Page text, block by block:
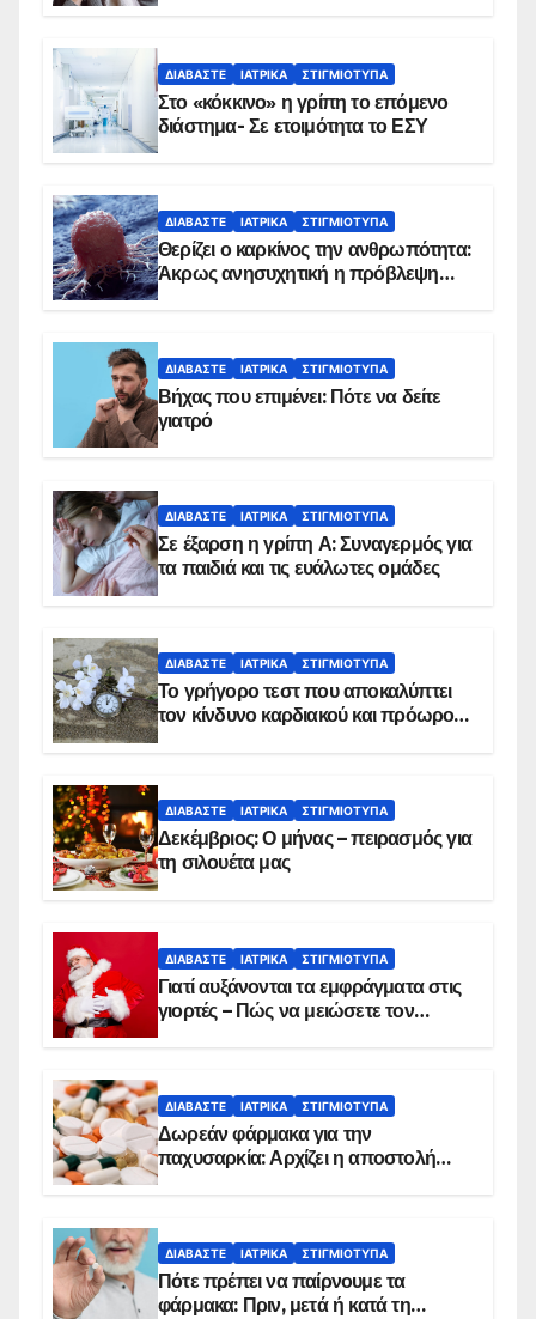
ΔΙΑΒΆΣΤΕ ΙΑΤΡΙΚΆ ΣΤΙΓΜΙΌΤΥΠΑ
Στο «κόκκινο» η γρίπη το επόμενο
διάστημα- Σε ετοιμότητα το ΕΣΥ
ΔΙΑΒΆΣΤΕ ΙΑΤΡΙΚΆ ΣΤΙΓΜΙΌΤΥΠΑ
Θερίζει ο καρκίνος την ανθρωπότητα:
Άκρως ανησυχητική η πρόβλεψη…
ΔΙΑΒΆΣΤΕ ΙΑΤΡΙΚΆ ΣΤΙΓΜΙΌΤΥΠΑ
Βήχας που επιμένει: Πότε να δείτε
γιατρό
ΔΙΑΒΆΣΤΕ ΙΑΤΡΙΚΆ ΣΤΙΓΜΙΌΤΥΠΑ
Σε έξαρση η γρίπη Α: Συναγερμός για
τα παιδιά και τις ευάλωτες ομάδες
ΔΙΑΒΆΣΤΕ ΙΑΤΡΙΚΆ ΣΤΙΓΜΙΌΤΥΠΑ
Το γρήγορο τεστ που αποκαλύπτει
τον κίνδυνο καρδιακού και πρόωρου
ΔΙΑΒΆΣΤΕ ΙΑΤΡΙΚΆ ΣΤΙΓΜΙΌΤΥΠΑ
Δεκέμβριος: Ο μήνας – πειρασμός για
τη σιλουέτα μας
ΔΙΑΒΆΣΤΕ ΙΑΤΡΙΚΆ ΣΤΙΓΜΙΌΤΥΠΑ
Γιατί αυξάνονται τα εμφράγματα στις
γιορτές – Πώς να μειώσετε τον
ΔΙΑΒΆΣΤΕ ΙΑΤΡΙΚΆ ΣΤΙΓΜΙΌΤΥΠΑ
Δωρεάν φάρμακα για την
παχυσαρκία: Αρχίζει η αποστολή
ΔΙΑΒΆΣΤΕ ΙΑΤΡΙΚΆ ΣΤΙΓΜΙΌΤΥΠΑ
Πότε πρέπει να παίρνουμε τα
φάρμακα: Πριν, μετά ή κατά τη